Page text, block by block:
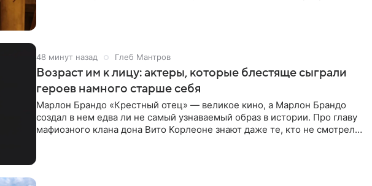
48 минут назад Глеб Мантров
Возраст им к лицу: актеры, которые блестяще сыграли
героев намного старше себя
Марлон Брандо «Крестный отец» — великое кино, а Марлон Брандо
создал в нем едва ли не самый узнаваемый образ в истории. Про главу
мафиозного клана дона Вито Корлеоне знают даже те, кто не смотрел